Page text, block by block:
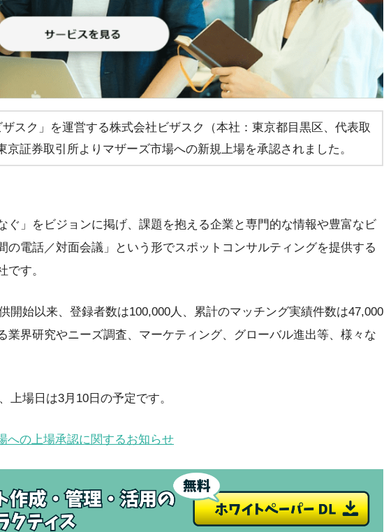
スク」を運営する株式会社ビザスク（本社：東京都目黒区、代表取
証券取引所よりマザーズ市場への新規上場を承認されました。
ぐ」をビジョンに掲げ、課題を抱える企業と専門的な情報や豊富なビ
の電話／対面会議」という形でスポットコンサルティングを提供する
です。
開始以来、登録者数は100,000人、累計のマッチング実績件数は47,000
業界研究やニーズ調査、マーケティング、グローバル進出等、様々な
上場日は3月10日の予定です。
への上場承認に関するお知らせ